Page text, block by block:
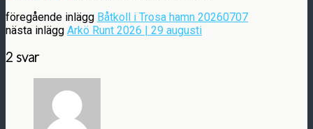
föregående inlägg Båtkoll i Trosa hamn 20260707
nästa inlägg Arkö Runt 2026 | 29 augusti
2 svar